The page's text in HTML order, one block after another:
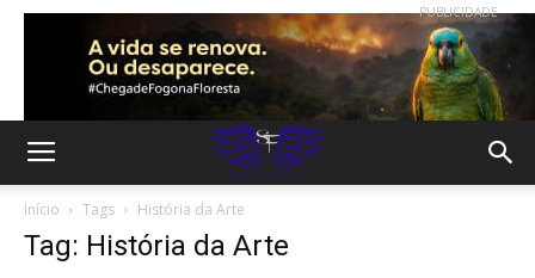
PUBLICIDADE
Início Tags História da Arte
Tag: História da Arte